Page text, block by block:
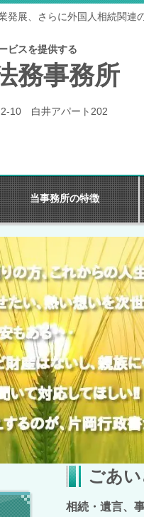
発展、さらに外国人相続関連
ビスを提供する
務事務所
10 白井アパート202
当事務所の特徴
ごあ
相続・遺言、